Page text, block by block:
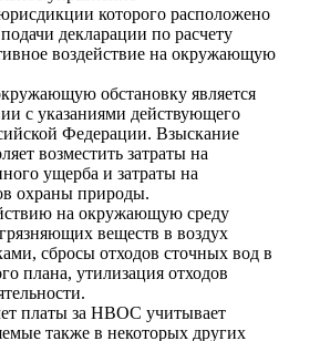
которого расположено
декларации по расчету
воздействие на окружающую
обстановку является
с указаниями действующего
Федерации. Взыскание
возместить затраты на
ущерба и затраты на
охраны природы.
на окружающую среду
веществ в воздух
сбросы отходов сточных вод в
плана, утилизация отходов
платы за НВОС учитывает
также в некоторых других